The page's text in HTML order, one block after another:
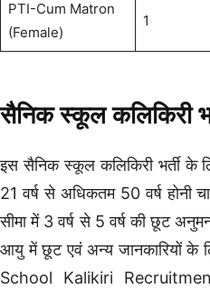
PTI-Cum Matron
(Female)
1
सैनिक स्कूल कलिकिरी
इस सैनिक स्कूल कलिकिरी भर्ती के
21 वर्ष से अधिकतम 50 वर्ष होनी
सीमा में 3 वर्ष से 5 वर्ष की छूट
आयु में छूट एवं अन्य जानकारियों के
School Kalikiri